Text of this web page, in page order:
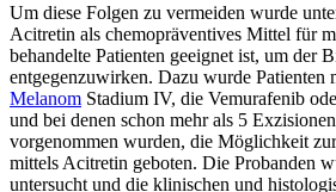
Um diese Folgen zu vermeiden wurde
Acitretin als chemopräventives Mittel für
behandelte Patienten geeignet ist, um der
entgegenzuwirken. Dazu wurde Patienten
Melanom Stadium IV, die Vemurafenib
und bei denen schon mehr als 5
vorgenommen wurden, die Möglichkeit
mittels Acitretin geboten. Die Probanden
untersucht und die klinischen und